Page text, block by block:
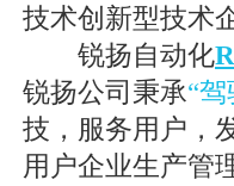
技术创新型技术
锐扬自动化
锐扬公司秉承“
技，服务用户，
用户企业生产管